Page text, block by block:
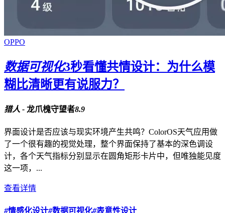
OPPO
数据可视化3秒看懂共情设计：为什么模
糊比清晰更有说服力？
猎人 - 龙爪槐守望者8.9
界面设计是否应该与现实环境产生共鸣？ColorOS天气应用做
了一个很有趣的视觉处理，整个界面保持了基本的深色调设
计，各个天气指标分别显示在圆角矩形卡片中，但唯独能见度
这一项，...
查看详情
#情感化设计#数据可视化#表意性设计